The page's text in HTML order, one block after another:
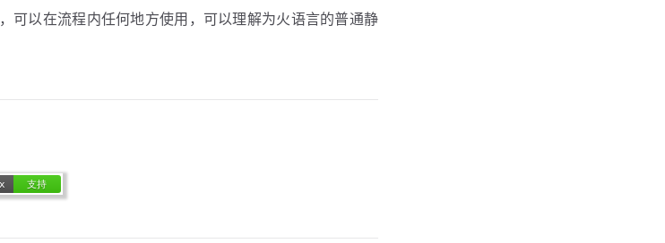
可以在流程内任何地方使用，可以理解为火语言的普通静